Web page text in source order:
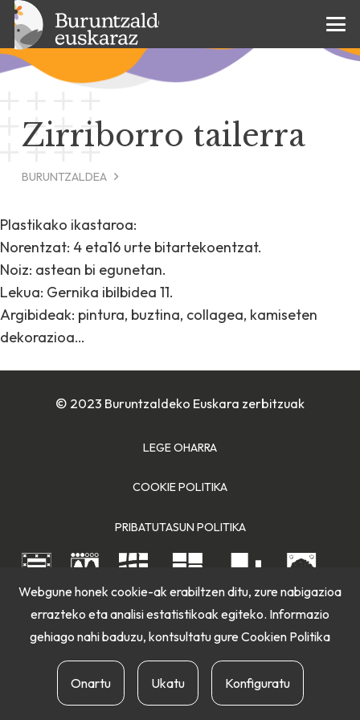
Zirriborro tailerra
BURUNTZALDEA
Plastikako ikastaroa:
Norentzat: 4 eta16 urte bitartekoentzat.
Noiz: astean bi egunetan.
Lekua: Gernika ibilbidea 11.
Argibideak: pintura, buztina, collagea, kamiseten
dekorazioa…
© 2023 Buruntzaldeko Euskara zerbitzuak
LEGE OHARRA
COOKIE POLITIKA
PRIBATUTASUN POLITIKA
Webgune honek cookie-ak erabiltzen ditu, zure nabigazioa
errazteko eta analisi estatistikoak egiteko. Informazio
gehiago nahi baduzu, kontsultatu gure Cookien Politika
Onartu Ukatu Konfiguratu